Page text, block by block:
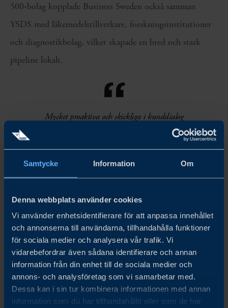
Samtycke Information Om
Denna webbplats använder cookies
Vi använder enhetsidentifierare för att anpassa innehållet
och annonserna till användarna, tillhandahålla funktioner
för sociala medier och analysera vår trafik. Vi
vidarebefordrar även sådana identifierare och annan
information från din enhet till de sociala medier och
annons- och analysföretag som vi samarbetar med.
Dessa kan i sin tur kombinera informationen med annan
information som du har tillhandahållit eller som de har
500‑bolag kopplade Business Sweden också samman
YSDS med läkemedelstillverkare, forskningsinstitutioner
och diagnostikbolag, vilket skapade en bred och stark
pipeline lokalt.
“
Mycket proaktiva och skickliga i kunddialog
– precis det stöd vi behövde för att utveckla
mer affärer för YSDS. Leveransen var
utmärkt.
Johan Skaar, CEO, YSDS Group
”
Utmaning
YSDS behövde ta sig in på den asiatiska